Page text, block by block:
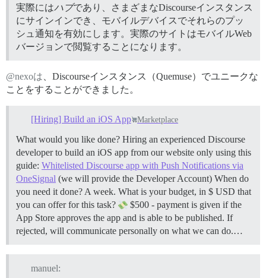
実際にはハブであり、さまざまなDiscourseインスタンス
にサインインでき、モバイルデバイスでそれらのプッ
シュ通知を有効にします。実際のサイトはモバイルWeb
バージョンで閲覧することになります。
@nexoは 、Discourseインスタンス（Quemuse）でユニークな
ことをすることができました。
[Hiring] Build an iOS App Marketplace
What would you like done? Hiring an experienced Discourse
developer to build an iOS app from our website only using this
guide: Whitelisted Discourse app with Push Notifications via
OneSignal (we will provide the Developer Account) When do
you need it done? A week. What is your budget, in $ USD that
you can offer for this task?
$500 - payment is given if the
App Store approves the app and is able to be published. If
rejected, will communicate personally on what we can do.…
manuel: